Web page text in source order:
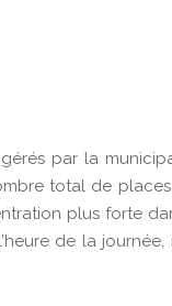
par la
total de
plus forte
de la